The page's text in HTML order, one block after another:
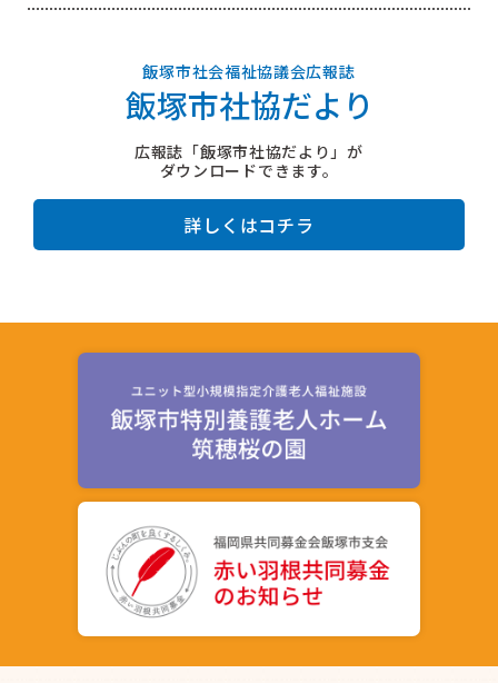
飯塚市社会福祉協議会広報誌
飯塚市社協だより
広報誌「飯塚市社協だより」が
ダウンロードできます。
詳しくはコチラ